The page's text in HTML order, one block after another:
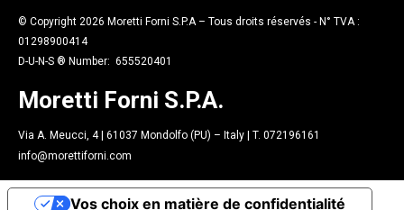
© Copyright 2026 Moretti Forni S.P.A – Tous droits réservés - N° TVA :
01298900414
D-U-N-S ® Number: 655520401
Moretti Forni S.P.A.
Via A. Meucci, 4 | 61037 Mondolfo (PU) – Italy | T. 072196161
info@morettiforni.com
Vos choix en matière de confidentialité